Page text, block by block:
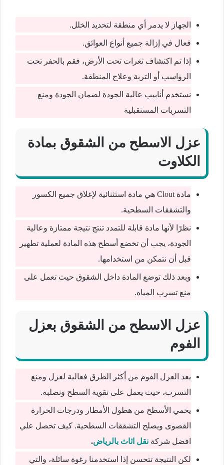
الجهاز لا يدمر أي منطقة لتحديد الخلل.
فعال في إزالة جميع أنواع العوائق.
إذا تم اكتشاف ثغرات تحت الأرض، فقم بالحفر تحت
الرواسب أو التربة وعلاج المنطقة.
نستخدم أنابيب عالية الجودة لضمان الجودة ومنع
التسربات المستقبلية
عزل الاسطح من الشقوق بمادة
الكلاوت
مادة Clout هي مادة استثنائية لإغلاق جميع الكسور
والتشققات السطحية.
نظرًا لأنها مادة قابلة للتمدد تنتج نتيجة ممتازة وعالية
الجودة، يجب أن تخضع أسطح هذه المادة لعملية تطهير
قبل أن نتمكن من استخدامها.
وبعد ذلك توضع المادة داخل الشقوق حيث تعمل على
منع تسرب المياه.
عزل الاسطح من الشقوق بعزل
الفوم
يعد العزل الفوم من أكثر الطرق فعالية لعزل ومنع
التسرب، حيث يعمل على تقوية السطح وتصلبه.
يحمي الأسطح من هطول الأمطار ودرجات الحرارة
القصوى ويصلح التشققات السطحية. كيف تحصل علي
افضل شركة نقل اثاث بالرياض.
لكن النتيجة تتحسن إذا استخدمنا رغوة سائلة، والتي